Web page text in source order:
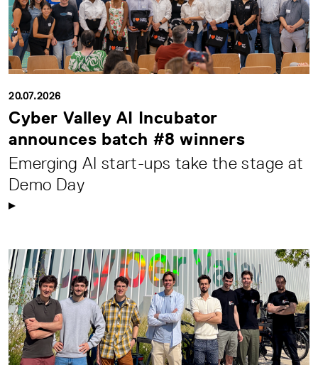
20.07.2026
Cyber Valley AI Incubator
announces batch #8 winners
Emerging AI start-ups take the stage at
Demo Day